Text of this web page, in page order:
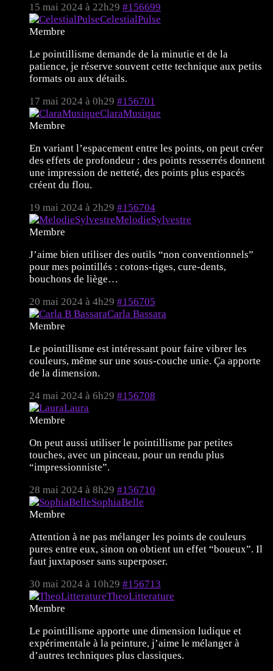
15 mai 2024 à 22h29 #156699
CelestialPulse
Membre
Le pointillisme demande de la minutie et de la
patience, je réserve souvent cette technique aux petits
formats ou aux détails.
17 mai 2024 à 0h29 #156701
ClaraMusique
Membre
En variant l’espacement entre les points, on peut créer
des effets de profondeur : des points resserrés donnent
une impression de netteté, des points plus espacés
créent du flou.
19 mai 2024 à 2h29 #156704
MelodieSylvestre
Membre
J’aime bien utiliser des outils “non conventionnels”
pour mes pointillés : cotons-tiges, cure-dents,
bouchons de liège…
20 mai 2024 à 4h29 #156705
Carla Bassara
Membre
Le pointillisme est intéressant pour faire vibrer les
couleurs, même sur une sous-couche unie. Ça apporte
de la dimension.
24 mai 2024 à 6h29 #156708
Laura
Membre
On peut aussi utiliser le pointillisme par petites
touches, avec un pinceau, pour un rendu plus
“impressionniste”.
28 mai 2024 à 8h29 #156710
SophiaBelle
Membre
Attention à ne pas mélanger les points de couleurs
pures entre eux, sinon on obtient un effet “boueux”. Il
faut juxtaposer sans superposer.
30 mai 2024 à 10h29 #156713
TheoLitterature
Membre
Le pointillisme apporte une dimension ludique et
expérimentale à la peinture, j’aime le mélanger à
d’autres techniques plus classiques.